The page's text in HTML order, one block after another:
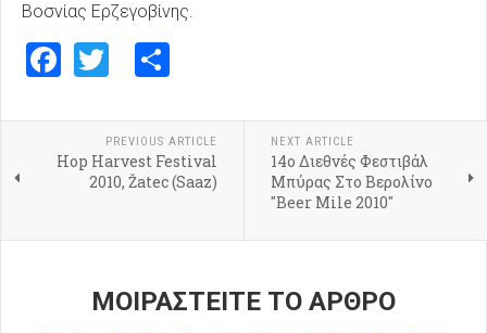
Βοσνίας Ερζεγοβίνης.
Facebook
Twitter
PREVIOUS ARTICLE
Hop Harvest Festival
2010, Žatec (Saaz)
NEXT ARTICLE
14ο Διεθνές Φεστιβάλ
Μπύρας Στο Βερολίνο
"Beer Mile 2010"
ΜΟΙΡΑΣΤΕΙΤΕ ΤΟ ΑΡΘΡΟ